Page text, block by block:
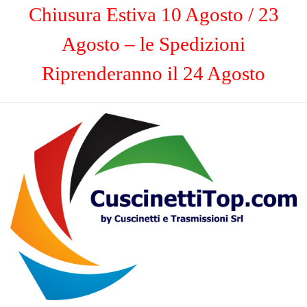
Chiusura Estiva 10 Agosto / 23
Agosto – le Spedizioni
Riprenderanno il 24 Agosto